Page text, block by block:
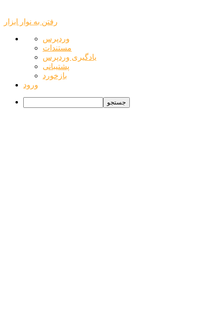
رفتن به نوار ابزار
درباره
وردپرس
وردپرس
مستندات
یادگیری وردپرس
پشتیبانی
بازخورد
ورود
جستجو